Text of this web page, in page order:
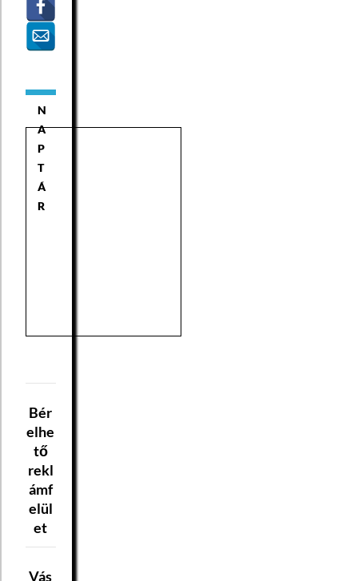
N
A
P
T
Á
R
Bér
elhe
tő
rekl
ámf
elül
et
Vás